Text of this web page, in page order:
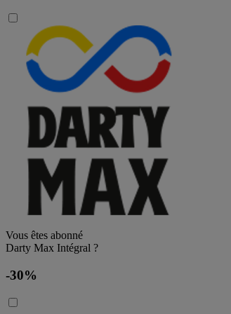
Vous êtes abonné
Darty Max Intégral ?
-30%